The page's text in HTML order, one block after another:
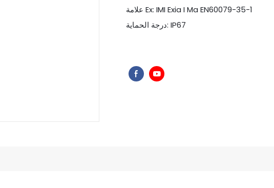
علامة Ex: IMI Exia I Ma EN60079-35-1
درجة الحماية: IP67